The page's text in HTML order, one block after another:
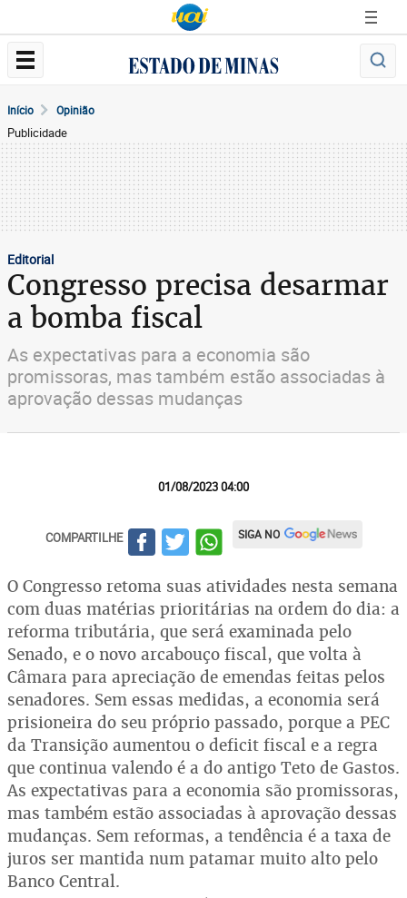
Início Opinião
Publicidade
Editorial
Congresso precisa desarmar
a bomba fiscal
As expectativas para a economia são
promissoras, mas também estão associadas à
aprovação dessas mudanças
01/08/2023 04:00
COMPARTILHE SIGA NO
O Congresso retoma suas atividades nesta semana
com duas matérias prioritárias na ordem do dia: a
reforma tributária, que será examinada pelo
Senado, e o novo arcabouço fiscal, que volta à
Câmara para apreciação de emendas feitas pelos
senadores. Sem essas medidas, a economia será
prisioneira do seu próprio passado, porque a PEC
da Transição aumentou o deficit fiscal e a regra
que continua valendo é a do antigo Teto de Gastos.
As expectativas para a economia são promissoras,
mas também estão associadas à aprovação dessas
mudanças. Sem reformas, a tendência é a taxa de
juros ser mantida num patamar muito alto pelo
Banco Central.